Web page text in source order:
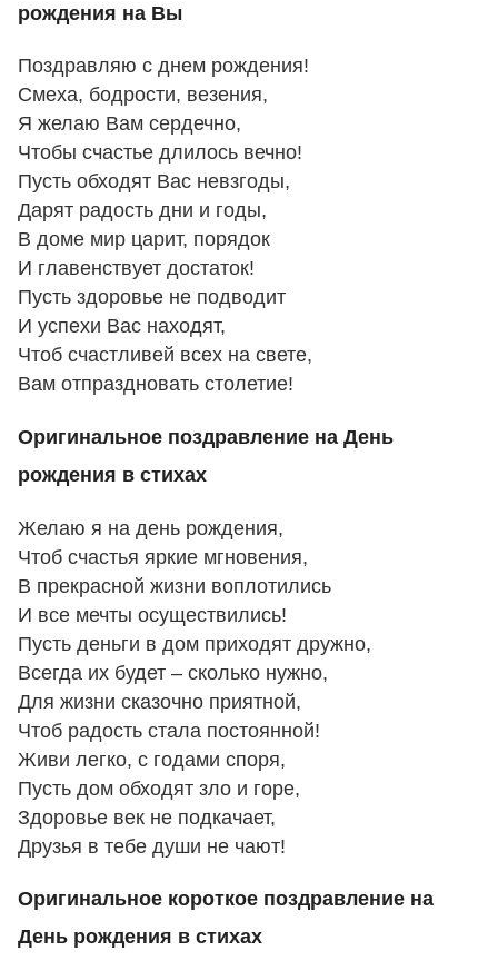
рождения на Вы
Поздравляю с днем рождения!
Смеха, бодрости, везения,
Я желаю Вам сердечно,
Чтобы счастье длилось вечно!
Пусть обходят Вас невзгоды,
Дарят радость дни и годы,
В доме мир царит, порядок
И главенствует достаток!
Пусть здоровье не подводит
И успехи Вас находят,
Чтоб счастливей всех на свете,
Вам отпраздновать столетие!
Оригинальное поздравление на День
рождения в стихах
Желаю я на день рождения,
Чтоб счастья яркие мгновения,
В прекрасной жизни воплотились
И все мечты осуществились!
Пусть деньги в дом приходят дружно,
Всегда их будет – сколько нужно,
Для жизни сказочно приятной,
Чтоб радость стала постоянной!
Живи легко, с годами споря,
Пусть дом обходят зло и горе,
Здоровье век не подкачает,
Друзья в тебе души не чают!
Оригинальное короткое поздравление на
День рождения в стихах